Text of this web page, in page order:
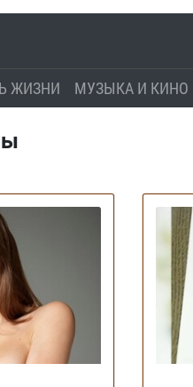
ЖИЗНИ МУЗЫКА И КИНО